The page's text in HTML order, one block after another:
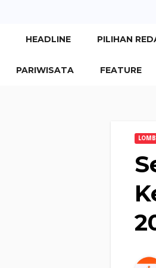
HEADLINE PILIHAN
PARIWISATA FEATURE